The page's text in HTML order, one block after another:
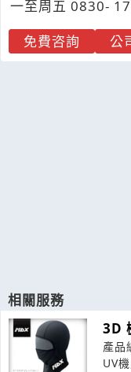
一至周五 0830-
免費咨詢
公
相關服務
3D
產品
UV